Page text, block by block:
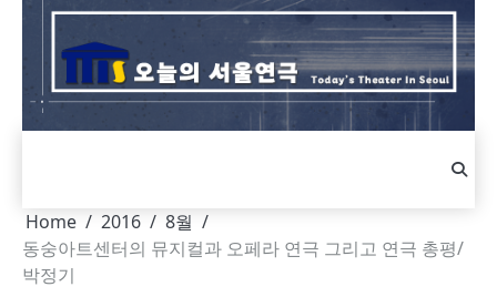
Skip
content
Home 2016
8월
동숭아트센터의 뮤지컬과 오페라 연극 그리고 연극 총평/
박정기